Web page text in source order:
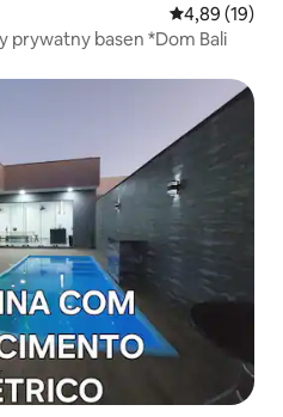
Średnia
4,89 (19)
prywatny basen *Dom Bali
Wybór gości